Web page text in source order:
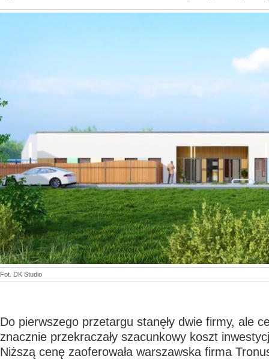
Fot. DK Studio
Do pierwszego przetargu stanęły dwie firmy, ale
znacznie przekraczały szacunkowy koszt
Niższą cenę zaoferowała warszawska firma